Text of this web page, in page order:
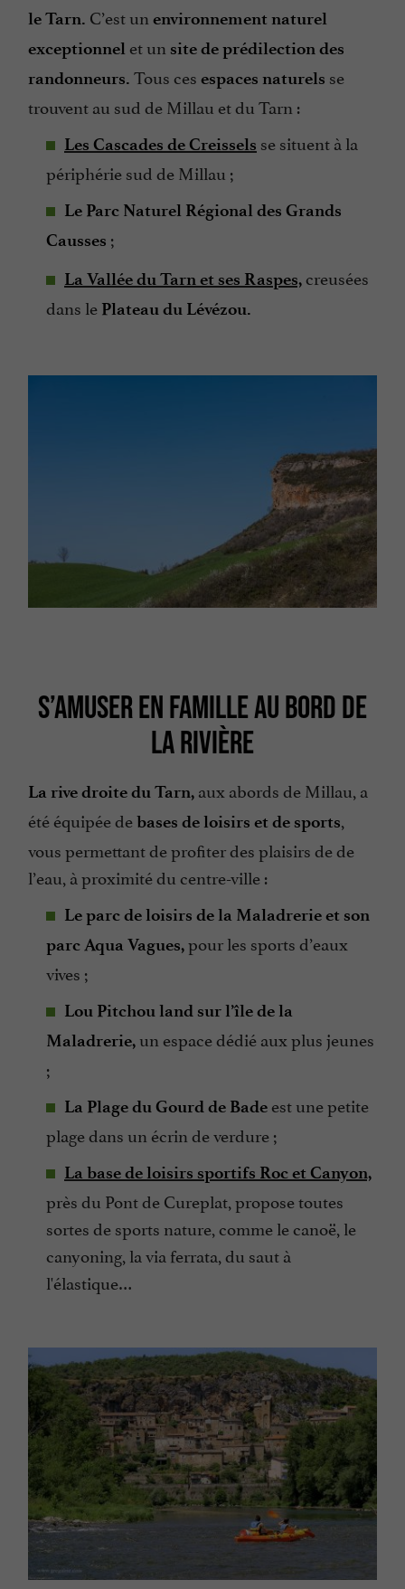
le Tarn. C’est un environnement naturel
exceptionnel et un site de prédilection des
randonneurs. Tous ces espaces naturels se
trouvent au sud de Millau et du Tarn :
Les Cascades de Creissels se situent à la
périphérie sud de Millau ;
Le Parc Naturel Régional des Grands
Causses ;
La Vallée du Tarn et ses Raspes, creusées
dans le Plateau du Lévézou.
S’AMUSER EN FAMILLE AU BORD DE
LA RIVIÈRE
La rive droite du Tarn, aux abords de Millau, a
été équipée debases de loisirs et de sports,
vous permettant de profiter des plaisirs de de
l’eau, à proximité du centre-ville :
Le parc de loisirs de la Maladrerie et son
parc Aqua Vagues,pour les sports d’eaux
vives ;
Lou Pitchou land sur l’île de la
Maladrerie, un espace dédié aux plus jeunes
;
La Plage du Gourd de Bade est une petite
plage dans un écrin de verdure ;
La base de loisirs sportifs Roc et Canyon,
près du Pont de Cureplat, propose toutes
sortes de sports nature, comme le canoë, le
canyoning, la via ferrata, du saut à
l'élastique…